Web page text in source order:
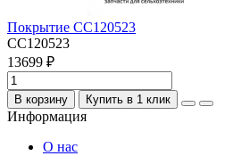
Покрытие CC120523
CC120523
13699 ₽
В корзину Купить в 1 клик
Информация
О нас